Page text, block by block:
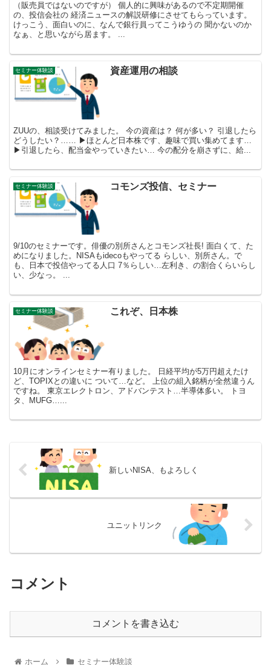
（販売員ではないのですが） 個人的に興味があるので不定期開催
の、投信会社の 経済ニュースの解説研修にさせてもらっています。
けっこう、面白いのに、なんで銀行員ってこうゆうの 聞かないのか
なぁ、と思いながら居ます。 ...
セミナー体験談 資産運用の相談
ZUUの、相談受けてみました。 今の資産は？ 何が多い？ 引退したら
どうしたい？…… ▶ほとんど日本株です、趣味で買い集めてます…
▶引退したら、配当金やっていきたい… 今の配分を崩さずに、給...
セミナー体験談 コモンズ投信、セミナー
9/10のセミナーです。俳優の別所さんとコモンズ社長! 面白くて、た
めになりました。NISAもidecoもやってる らしい、別所さん。で
も、日本で投信やってる人口 7％らしい…左利き、の割合くらいらし
い、少なっ。 ...
セミナー体験談 これぞ、日本株
10月にオンラインセミナー有りました。 日経平均が5万円超えたけ
ど、TOPIXとの違いに ついて…など。 上位の組入銘柄が全然違うん
ですね。 東京エレクトロン、アドバンテスト…半導体多い。 トヨ
タ、MUFG…...
新しいNISA、もよろしく
ユニットリンク
コメント
コメントを書き込む
ホーム セミナー体験談